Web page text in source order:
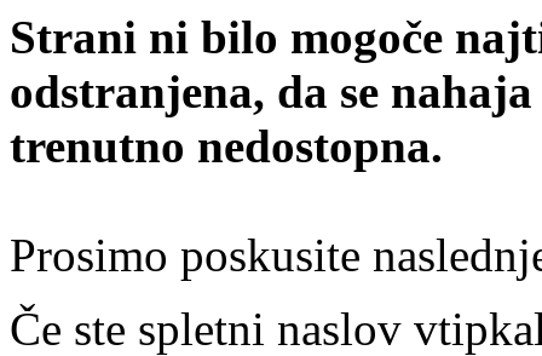
Strani ni bilo mogoče
odstranjena, da se
trenutno nedostopna.
Prosimo poskusite
Če ste spletni naslov